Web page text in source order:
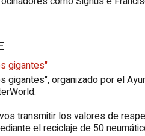
gigantes"
gigantes", organizado por el
transmitir los valores de
el reciclaje de 50